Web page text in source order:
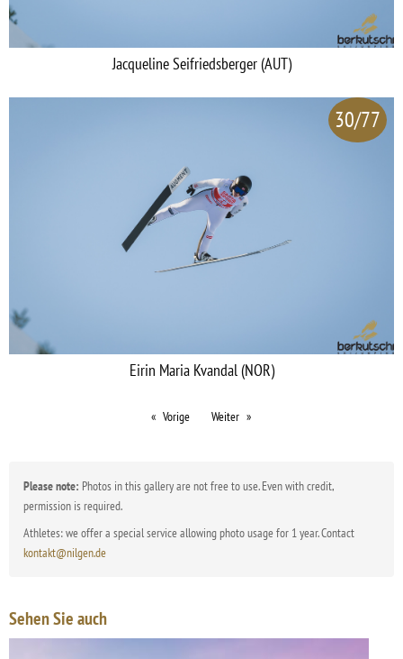
Jacqueline Seifriedsberger (AUT)
30/77
Eirin Maria Kvandal (NOR)
Vorige Weiter
Please note: Photos in this gallery are not free to use. Even with credit,
permission is required.
Athletes: we offer a special service allowing photo usage for 1 year. Contact
kontakt@nilgen.de
Sehen Sie auch